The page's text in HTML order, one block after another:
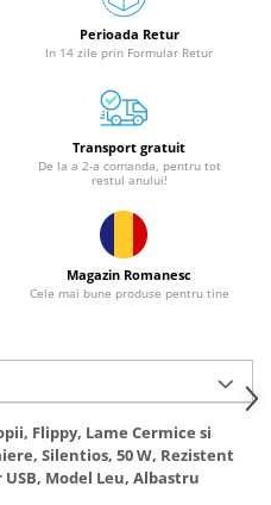
de
Perioada Retur
In 14 zile prin Formular Retur
Transport gratuit
De la a 2-a comanda, pentru tot
restul anului!
Magazin Romanesc
Cele mai bune produse pentru tine
Flippy, Lame Cermice si
Silentios, 50 W, Rezistent
Model Leu, Albastru